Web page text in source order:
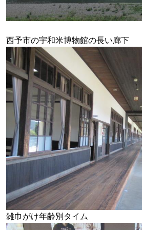
西予市の宇和米博物館の長い廊下
雑巾がけ年齢別タイム